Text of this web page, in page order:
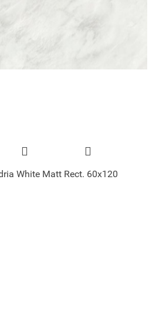
White Matt Rect. 60x120